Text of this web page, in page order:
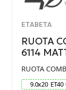
ETABETA
RUOTA
6114
RUOTA
9.0x20 ET40